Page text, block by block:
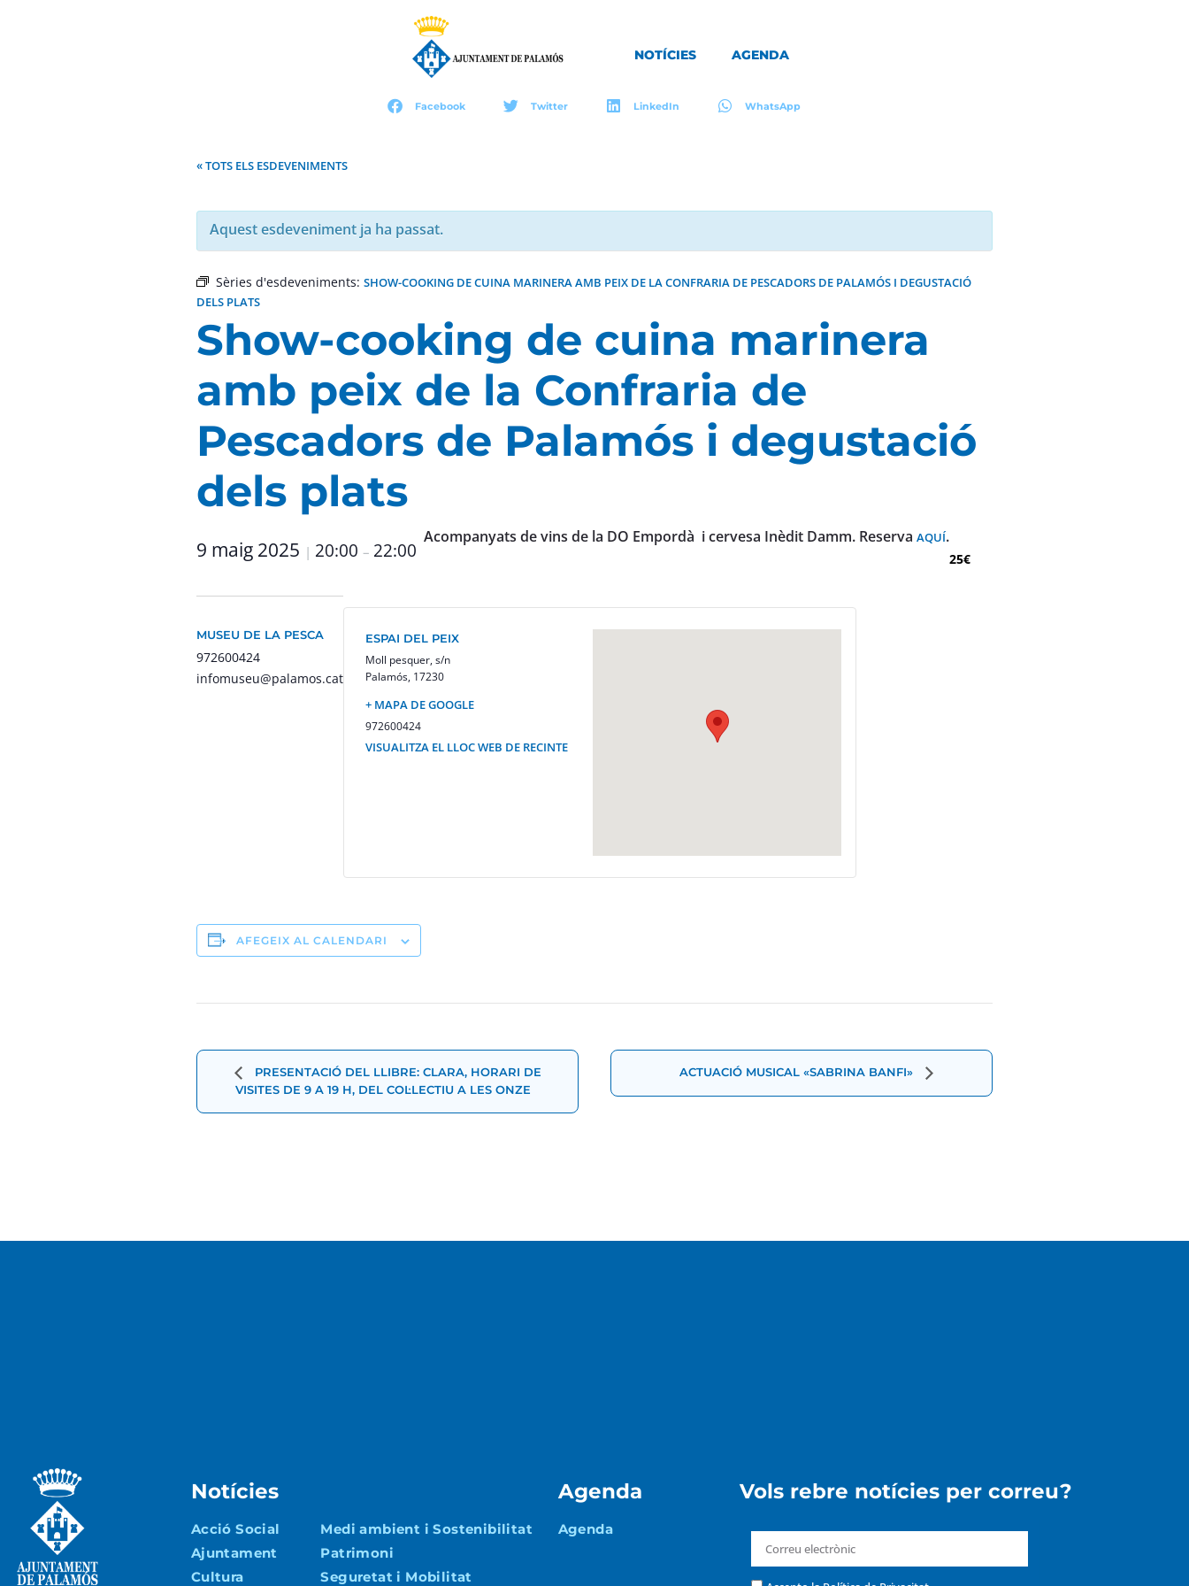
NOTÍCIES AGENDA
Facebook Twitter LinkedIn WhatsApp
« TOTS ELS ESDEVENIMENTS
Aquest esdeveniment ja ha passat.
Sèries d'esdeveniments: SHOW-COOKING DE CUINA MARINERA AMB PEIX DE LA CONFRARIA DE PESCADORS DE PALAMÓS I DEGUSTACIÓ
DELS PLATS
Show-cooking de cuina marinera
amb peix de la Confraria de
Pescadors de Palamós i degustació
dels plats
9 maig 2025 | 20:00 – 22:00
Acompanyats de vins de la DO Empordà i cervesa Inèdit Damm. Reserva AQUÍ.
25€
MUSEU DE LA PESCA
972600424
infomuseu@palamos.cat
ESPAI DEL PEIX
Moll pesquer, s/n
Palamós, 17230
+ MAPA DE GOOGLE
972600424
VISUALITZA EL LLOC WEB DE RECINTE
AFEGEIX AL CALENDARI
Navegació
d'Esdeveniment
PRESENTACIÓ DEL LLIBRE: CLARA, HORARI DE
VISITES DE 9 A 19 H, DEL COL·LECTIU A LES ONZE
ACTUACIÓ MUSICAL «SABRINA BANFI»
Notícies Agenda Vols rebre notícies per correu?
Acció Social
Ajuntament
Cultura
Medi ambient i Sostenibilitat
Patrimoni
Seguretat i Mobilitat
Agenda